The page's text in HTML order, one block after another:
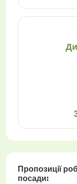
Пропозиції
посади: